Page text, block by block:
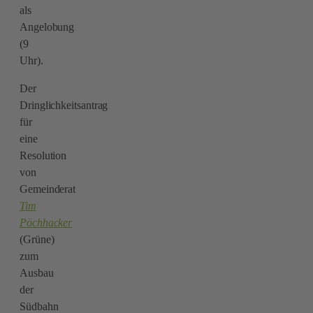
als
Angelobung
(9
Uhr).
Der
Dringlichkeitsantrag
für
eine
Resolution
von
Gemeinderat
Tim
Pöchhacker
(Grüne)
zum
Ausbau
der
Südbahn